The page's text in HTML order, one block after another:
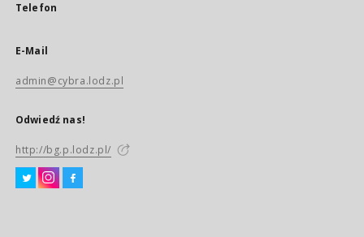
Telefon
E-Mail
admin@cybra.lodz.pl
Odwiedź nas!
http://bg.p.lodz.pl/